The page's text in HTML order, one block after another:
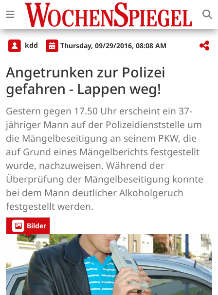
kdd Thursday, 09/29/2016, 08:08 AM
Angetrunken zur Polizei
gefahren - Lappen weg!
Gestern gegen 17.50 Uhr erscheint ein 37-
jähriger Mann auf der Polizeidienststelle um
die Mängelbeseitigung an seinem PKW, die
auf Grund eines Mängelberichts festgestellt
wurde, nachzuweisen. Während der
Überprüfung der Mängelbeseitigung konnte
bei dem Mann deutlicher Alkoholgeruch
festgestellt werden.
Bilder